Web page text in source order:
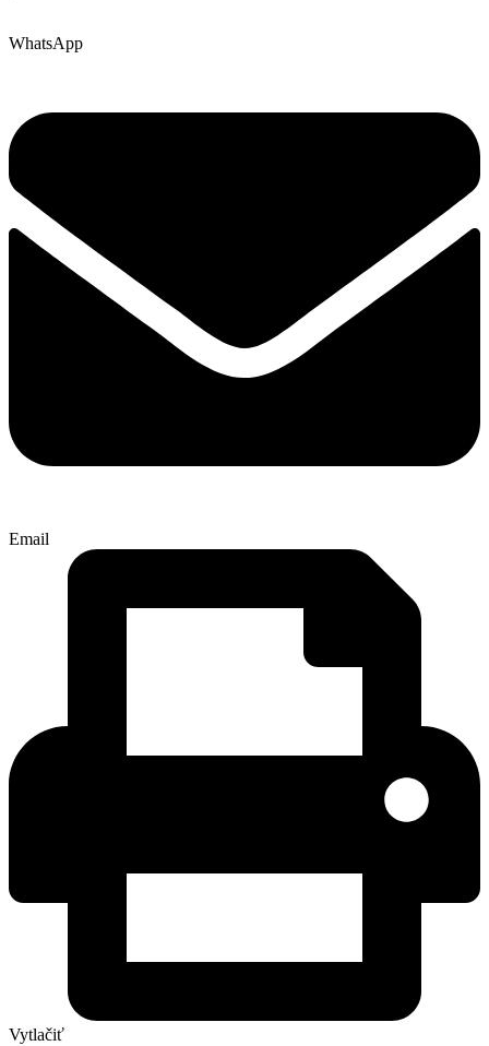
WhatsApp
Email
Vytlačiť